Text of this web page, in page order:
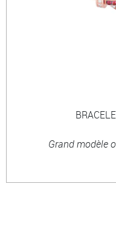
Grand modèle